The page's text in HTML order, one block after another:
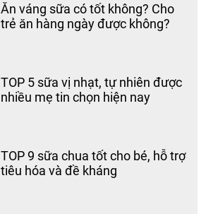
Ăn váng sữa có tốt không? Cho
trẻ ăn hàng ngày được không?
TOP 5 sữa vị nhạt, tự nhiên được
nhiều mẹ tin chọn hiện nay
TOP 9 sữa chua tốt cho bé, hỗ trợ
tiêu hóa và đề kháng